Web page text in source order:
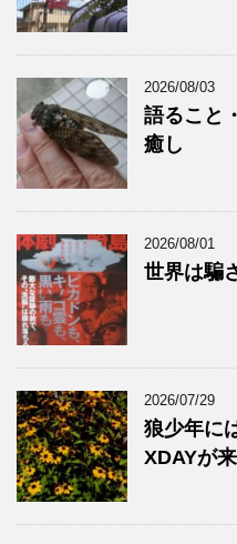
2026/08/03
語ること
癒し
2026/08/01
世界は騙
2026/07/29
狼少年に
XDAYが